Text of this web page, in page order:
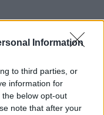
Information
to third parties, or
information for
below opt-out
note that after your